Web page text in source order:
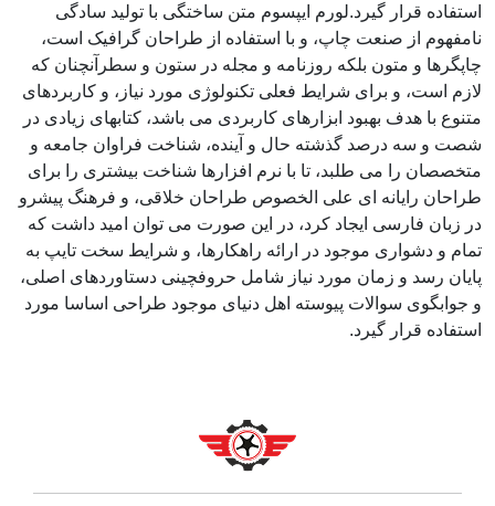
استفاده قرار گیرد.لورم ایپسوم متن ساختگی با تولید سادگی
نامفهوم از صنعت چاپ، و با استفاده از طراحان گرافیک است،
چاپگرها و متون بلکه روزنامه و مجله در ستون و سطرآنچنان که
لازم است، و برای شرایط فعلی تکنولوژی مورد نیاز، و کاربردهای
متنوع با هدف بهبود ابزارهای کاربردی می باشد، کتابهای زیادی در
شصت و سه درصد گذشته حال و آینده، شناخت فراوان جامعه و
متخصصان را می طلبد، تا با نرم افزارها شناخت بیشتری را برای
طراحان رایانه ای علی الخصوص طراحان خلاقی، و فرهنگ پیشرو
در زبان فارسی ایجاد کرد، در این صورت می توان امید داشت که
تمام و دشواری موجود در ارائه راهکارها، و شرایط سخت تایپ به
پایان رسد و زمان مورد نیاز شامل حروفچینی دستاوردهای اصلی،
و جوابگوی سوالات پیوسته اهل دنیای موجود طراحی اساسا مورد
استفاده قرار گیرد.